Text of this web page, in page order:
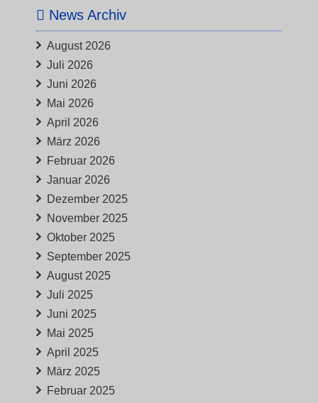
News Archiv
August 2026
Juli 2026
Juni 2026
Mai 2026
April 2026
März 2026
Februar 2026
Januar 2026
Dezember 2025
November 2025
Oktober 2025
September 2025
August 2025
Juli 2025
Juni 2025
Mai 2025
April 2025
März 2025
Februar 2025